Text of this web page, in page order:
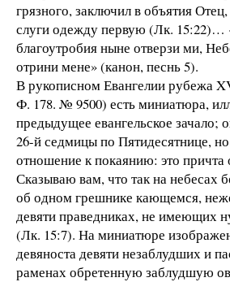
грязного, заключил в объятия
слуги одежду первую (Лк. 15:22)…
благоутробия ныне отверзи ми,
отрини мене» (канон, песнь 5).
В рукописном Евангелии рубежа
Ф. 178. № 9500) есть миниатюра,
предыдущее евангельское зачало;
26-й седмицы по Пятидесятнице,
отношение к покаянию: это причта
Сказываю вам, что так на небесах
об одном грешнике кающемся,
девяти праведниках, не имеющих
(Лк. 15:7). На миниатюре
девяноста девяти незаблудших и
раменах обретенную заблудшую